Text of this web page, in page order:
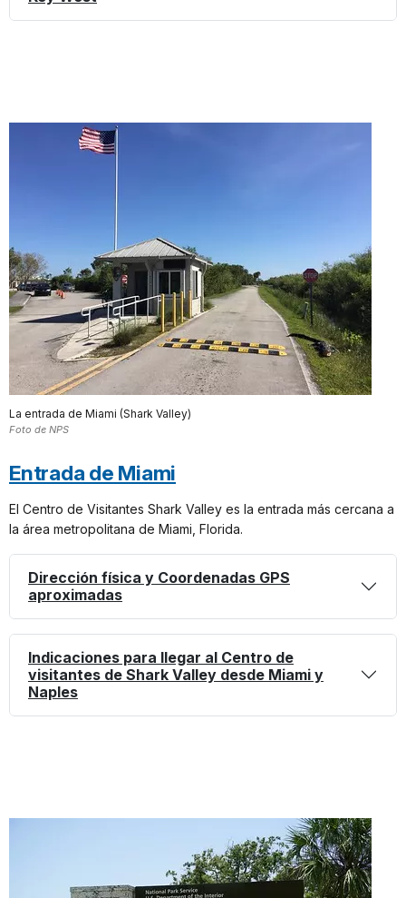
La entrada de Miami (Shark Valley)
Foto de NPS
Entrada de Miami
El Centro de Visitantes Shark Valley es la entrada más cercana a
la área metropolitana de Miami, Florida.
Dirección física y Coordenadas GPS
aproximadas
Indicaciones para llegar al Centro de
visitantes de Shark Valley desde Miami y
Naples